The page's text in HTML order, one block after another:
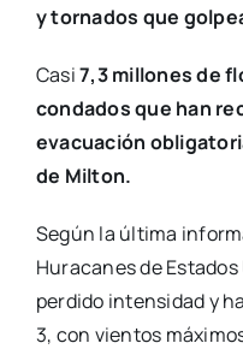
y tornados que
Casi7,3 millones de
condados que han
evacuación
de Milton.
Según la última
Huracanes de
perdido intensidad y
3, con vientos